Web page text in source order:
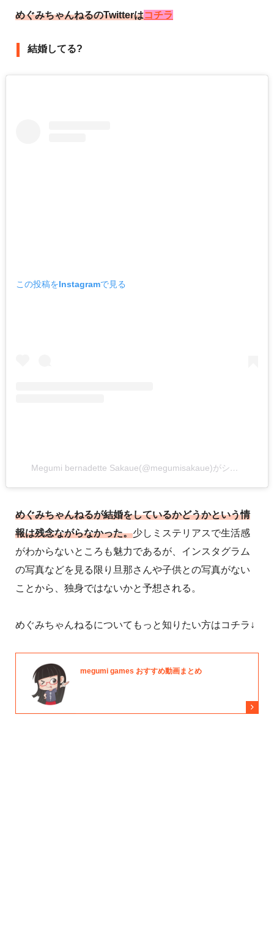
めぐみちゃんねるのTwitterはコチラ
結婚してる?
この投稿をInstagramで見る
Megumi bernadette Sakaue(@megumisakaue)がシェアした投稿
めぐみちゃんねるが結婚をしているかどうかという情
報は残念ながらなかった。少しミステリアスで生活感
がわからないところも魅力であるが、インスタグラム
の写真などを見る限り旦那さんや子供との写真がない
ことから、独身ではないかと予想される。
めぐみちゃんねるについてもっと知りたい方はコチラ↓